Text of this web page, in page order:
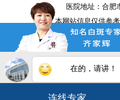
医院地址：合肥
注：本网站信息仅供参
药物或进行治疗时请遵
问题
皖ICP
皖公网安备
在的，请讲！
您的白斑在什么部
连线专家
白斑在线问医生